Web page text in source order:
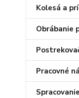
Kolesá a
Obrábanie
Pracovné